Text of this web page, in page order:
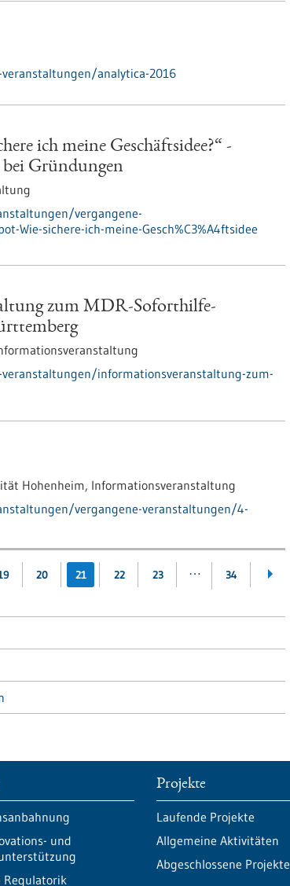
analytica-2016
ich meine Geschäftsidee?“ -
bei Gründungen
vergangene-
Wie-sichere-ich-meine-Gesch%C3%A4ftsidee
zum MDR-Soforthilfe-
informationsveranstaltung-zum-
Hohenheim, Informationsveranstaltung
vergangene-veranstaltungen/4-
20 21 22 23 … 34
und
Regulatorik
Projekte
Laufende Projekte
Allgemeine Aktivitäten
Abgeschlossene Projekte